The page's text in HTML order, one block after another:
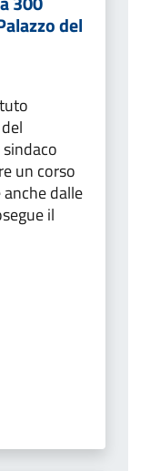
del
un corso
dalle
il